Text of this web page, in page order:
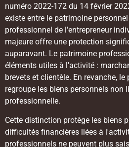
numéro 2022-172 du 14 février
existe entre le patrimoine
professionnel de l'entrepreneur
majeure offre une protection
auparavant. Le patrimoine
éléments utiles à l'activité :
brevets et clientèle. En revanche,
regroupe les biens personnels non
professionnelle.
Cette distinction protège les biens
difficultés financières liées à
professionnels ne peuvent plus